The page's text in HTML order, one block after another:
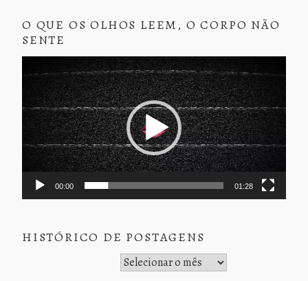
O QUE OS OLHOS LEEM, O CORPO NÃO
SENTE
de
vídeo
00:00 01:28
HISTÓRICO DE POSTAGENS